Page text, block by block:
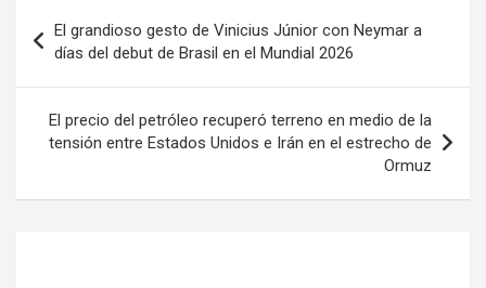
de
entradas
El grandioso gesto de Vinicius Júnior con Neymar a
días del debut de Brasil en el Mundial 2026
El precio del petróleo recuperó terreno en medio de la
tensión entre Estados Unidos e Irán en el estrecho de
Ormuz